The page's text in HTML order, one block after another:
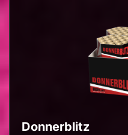
Donnerblitz